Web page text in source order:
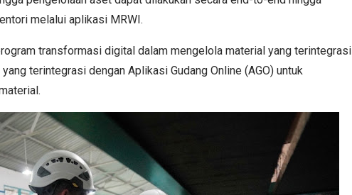
melalui aplikasi MRWI.
transformasi digital dalam mengelola material yang terintegrasi
terintegrasi dengan Aplikasi Gudang Online (AGO) untuk